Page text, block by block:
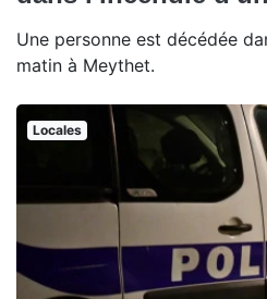
Une personne est décédée
matin à Meythet.
Locales